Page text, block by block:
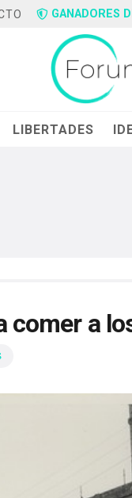
GANADORES
LIBERTADES
comer a